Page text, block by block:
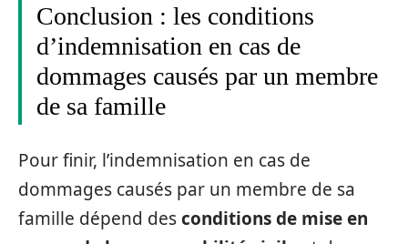
Conclusion : les conditions
d’indemnisation en cas de
dommages causés par un membre
de sa famille
Pour finir, l’indemnisation en cas de
dommages causés par un membre de sa
famille dépend desconditions de mise en